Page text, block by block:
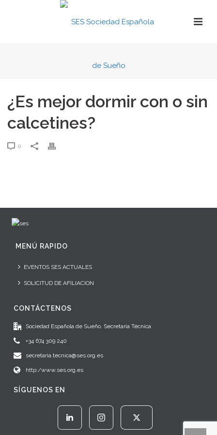
¿Es mejor dormir con o sin
calcetines?
0
MENÚ RAPIDO
EVENTOS SES ACTUALES
SOLICITUD DE AFILIACION
CONTÁCTENOS
Sociedad Española de Sueño. Secretaría Técnica
+34 674 309 240
secretaria.tecnica@ses.org.es
http:/www.ses.org.es
SÍGUENOS EN